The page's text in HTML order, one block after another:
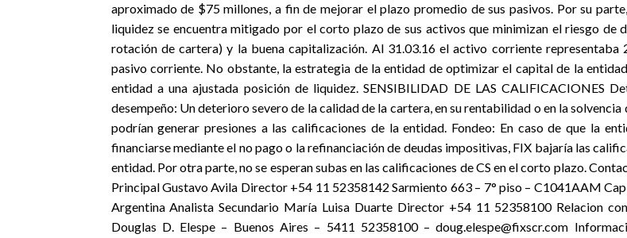
aproximado de $75 millones, a fin de mejorar el plazo promedio de sus pasivos. Por su
liquidez se encuentra mitigado por el corto plazo de sus activos que minimizan el riesgo de
rotación de cartera) y la buena capitalización. Al 31.03.16 el activo corriente representaba
pasivo corriente. No obstante, la estrategia de la entidad de optimizar el capital de la
entidad a una ajustada posición de liquidez. SENSIBILIDAD DE LAS CALIFICACIONES
desempeño: Un deterioro severo de la calidad de la cartera, en su rentabilidad o en la solvencia
podrían generar presiones a las calificaciones de la entidad. Fondeo: En caso de que la
financiarse mediante el no pago o la refinanciación de deudas impositivas, FIX bajaría las
entidad. Por otra parte, no se esperan subas en las calificaciones de CS en el corto plazo.
Principal Gustavo Avila Director +54 11 52358142 Sarmiento 663 – 7° piso – C1041AAM
Argentina Analista Secundario María Luisa Duarte Director +54 11 52358100 Relacion
Douglas D. Elespe – Buenos Aires – 5411 52358100 – doug.elespe@fixscr.com